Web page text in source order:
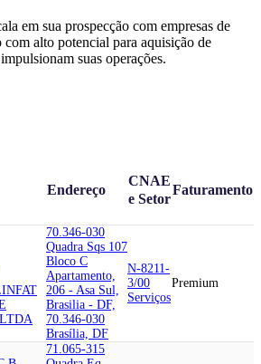
em sua prospecção com empresas de
com alto potencial para aquisição de
suas operações.
Endereço
CNAE
e Setor
Faturamento
70.346-030
Quadra Sqs 107
Bloco C
Apartamento,
206 - Asa Sul,
Brasilia - DF,
70.346-030
Brasília, DF
N-8211-
3/00
Serviços
Premium
71.065-315